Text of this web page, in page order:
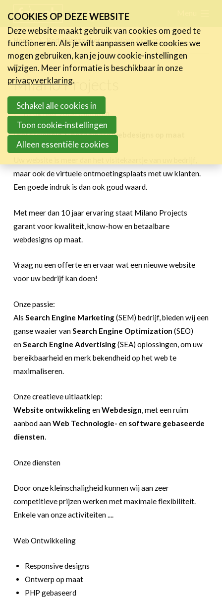
links
Jump
to
navigation
to
main
content
FR NL
Home Bedrijvenzoeker Milano Projects
Milano Projects
Terug naar zoekresultaten
Professionele & betaalbare webdesigns op maat
maar ook de virtuele ontmoetingsplaats met uw klanten.
Een goede indruk is dan ook goud waard.
Met meer dan 10 jaar ervaring staat Milano Projects
garant voor kwaliteit, know-how en betaalbare
webdesigns op maat.
Vraag nu een offerte en ervaar wat een nieuwe website
voor uw bedrijf kan doen!
Onze passie:
Als Search Engine Marketing(SEM) bedrijf, bieden wij een
ganse waaier vanSearch Engine Optimization (SEO)
enSearch Engine Advertising(SEA) oplossingen, om uw
bereikbaarheid en merk bekendheid op het web te
maximaliseren.
Onze creatieve uitlaatklep:
Website ontwikkelingenWebdesign, met een ruim
aanbod aanWeb Technologie- en software gebaseerde
diensten.
Onze diensten
Door onze kleinschaligheid kunnen wij aan zeer
competitieve prijzen werken met maximale flexibiliteit.
Enkele van onze activiteiten ....
Web Ontwikkeling
Responsive designs
Ontwerp op maat
PHP gebaseerd
Nieuws
Activiteiten
Expertise
Toolbox
Bedrijvenzoeker
Lid worden Account
COOKIES OP DEZE WEBSITE
Deze website maakt gebruik van cookies om goed te
functioneren. Als je wilt aanpassen welke cookies we
mogen gebruiken, kan je jouw cookie-instellingen
wijzigen. Meer informatie is beschikbaar in onze
privacyverklaring.
Schakel alle cookies in
Toon cookie-instellingen
Alleen essentiële cookies